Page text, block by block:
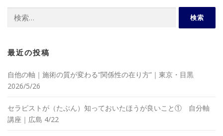
索:
最近の投稿
自他の軸｜施術の質が変わる“関係性の在り方”｜東京・目黒
2026/5/26
セラピストが（たぶん）知っておいたほうが良いこと① 自分軸
講座｜広島 4/22